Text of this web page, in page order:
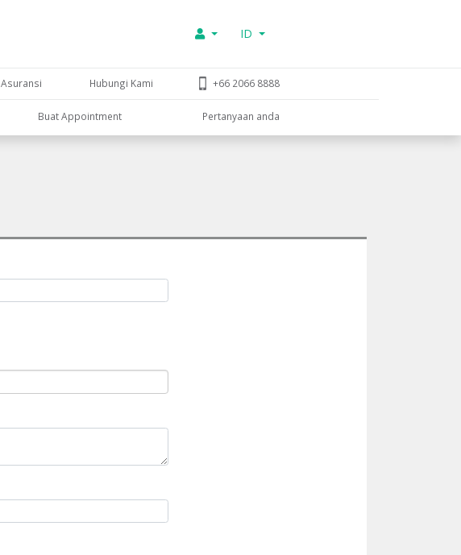
ID
Asuransi Hubungi Kami +66 2066 8888
Buat Appointment Pertanyaan anda